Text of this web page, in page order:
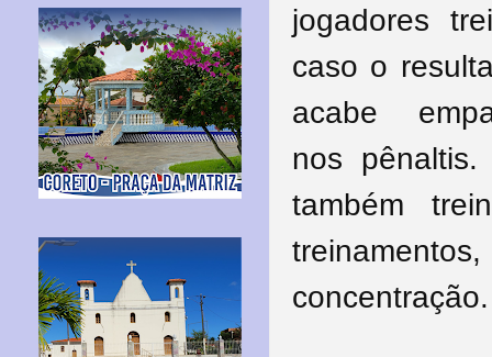
jogadores
caso o
acabe
nos
também
concentração.